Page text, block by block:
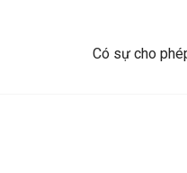
Có sự cho